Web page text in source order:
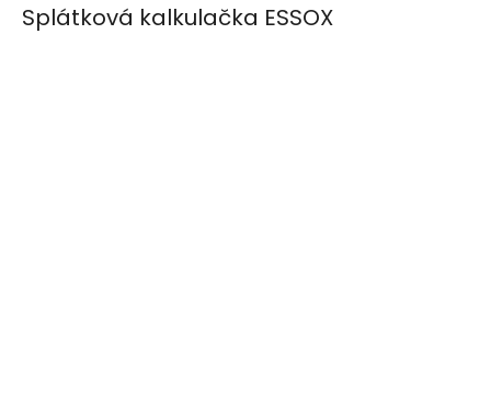
Splátková kalkulačka ESSOX